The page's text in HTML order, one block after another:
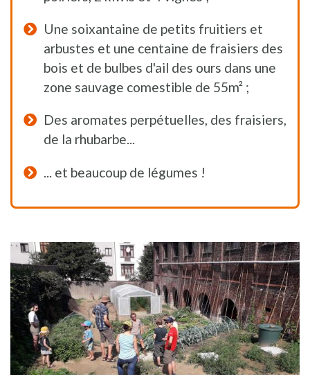
Une soixantaine de petits fruitiers et
arbustes et une centaine de fraisiers des
bois et de bulbes d'ail des ours dans une
zone sauvage comestible de 55m² ;
Des aromates perpétuelles, des fraisiers,
de la rhubarbe...
... et beaucoup de légumes !